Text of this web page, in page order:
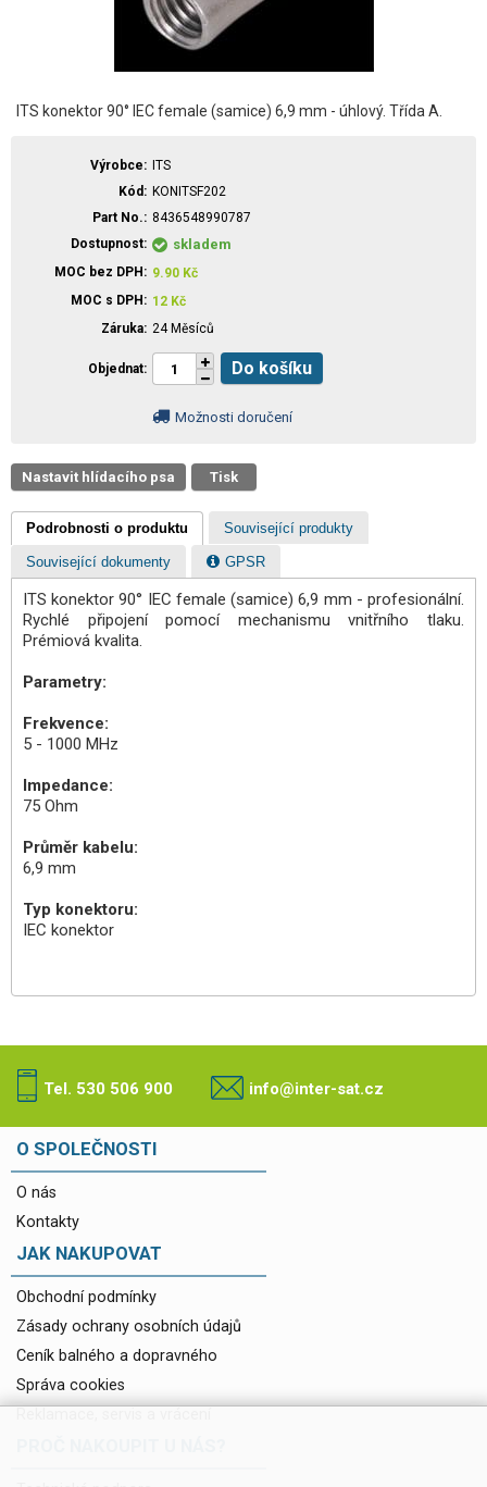
ITS konektor 90° IEC female (samice) 6,9 mm - úhlový. Třída A.
Výrobce
ITS
Kód
KONITSF202
Part No.
8436548990787
Dostupnost
skladem
MOC bez DPH 9.90 Kč
MOC s DPH
12 Kč
Záruka 24 Měsíců
Objednat Do košíku
Možnosti doručení
Nastavit hlídacího psa Tisk
Podrobnosti o produktu Související produkty
Související dokumenty GPSR
ITS konektor 90° IEC female (samice) 6,9 mm - profesionální.
Rychlé připojení pomocí mechanismu vnitřního tlaku.
Prémiová kvalita.
Parametry:
Frekvence:
5 - 1000 MHz
Impedance:
75 Ohm
Průměr kabelu:
6,9 mm
Typ konektoru:
IEC konektor
Tel. 530 506 900 info@inter-sat.cz
O SPOLEČNOSTI
O nás
Kontakty
JAK NAKUPOVAT
Obchodní podmínky
Zásady ochrany osobních údajů
Ceník balného a dopravného
Správa cookies